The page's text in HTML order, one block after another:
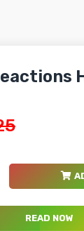
READ NOW